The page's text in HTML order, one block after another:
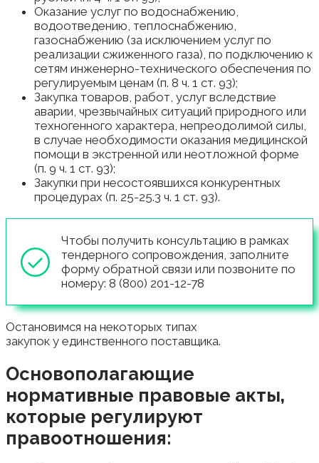
Оказание услуг по водоснабжению,
водоотведению, теплоснабжению,
газоснабжению (за исключением услуг по
реализации сжиженного газа), по подключению к
сетям инженерно-технического обеспечения по
регулируемым ценам (п. 8 ч. 1 ст. 93);
Закупка товаров, работ, услуг вследствие
аварии, чрезвычайных ситуаций природного или
техногенного характера, непреодолимой силы,
в случае необходимости оказания медицинской
помощи в экстренной или неотложной форме
(п. 9 ч. 1 ст. 93);
Закупки при несостоявшихся конкурентных
процедурах (п. 25-25.3 ч. 1 ст. 93).
Чтобы получить консультацию в рамках
тендерного сопровождения, заполните
форму обратной связи или позвоните по
номеру: 8 (800) 201-12-78
Остановимся на некоторых типах
закупок у единственного поставщика.
Основополагающие
нормативные правовые акты,
которые регулируют
правоотношения: